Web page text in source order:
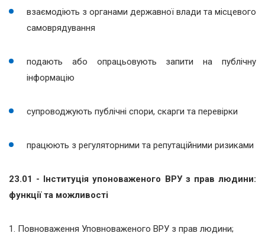
взаємодіють з органами державної влади та місцевого
самоврядування
подають або опрацьовують запити на публічну
інформацію
супроводжують публічні спори, скарги та перевірки
працюють з регуляторними та репутаційними ризиками
23.01 - Інституція упоноваженого ВРУ з прав людини:
функції та можливості
1. Повноваження Уповноваженого ВРУ з прав людини;